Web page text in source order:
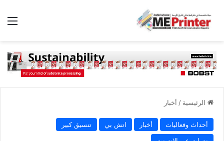
الرئيسية / أخبار
أحداث وفعاليات أخبار اتش بي
تنسيق كبير